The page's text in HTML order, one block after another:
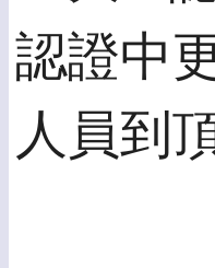
認證中
人員到